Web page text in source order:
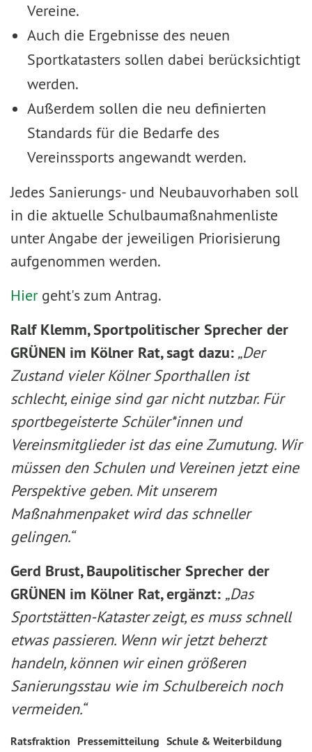
Vereine.
Auch die Ergebnisse des neuen
Sportkatasters sollen dabei berücksichtigt
werden.
Außerdem sollen die neu definierten
Standards für die Bedarfe des
Vereinssports angewandt werden.
Jedes Sanierungs- und Neubauvorhaben soll
in die aktuelle Schulbaumaßnahmenliste
unter Angabe der jeweiligen Priorisierung
aufgenommen werden.
Hiergeht's zum Antrag.
Ralf Klemm, Sportpolitischer Sprecher der
GRÜNEN im Kölner Rat, sagt dazu: „Der
Zustand vieler Kölner Sporthallen ist
schlecht, einige sind gar nicht nutzbar. Für
sportbegeisterte Schüler*innen und
Vereinsmitglieder ist das eine Zumutung. Wir
müssen den Schulen und Vereinen jetzt eine
Perspektive geben. Mit unserem
Maßnahmenpaket wird das schneller
gelingen.“
Gerd Brust, Baupolitischer Sprecher der
GRÜNEN im Kölner Rat, ergänzt: „Das
Sportstätten-Kataster zeigt, es muss schnell
etwas passieren. Wenn wir jetzt beherzt
handeln, können wir einen größeren
Sanierungsstau wie im Schulbereich noch
vermeiden.“
Ratsfraktion Pressemitteilung Schule & Weiterbildung